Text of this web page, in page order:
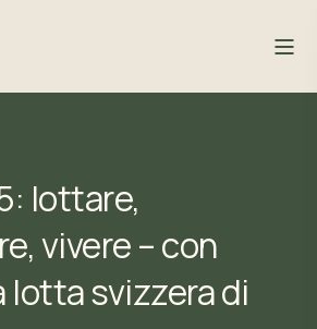
lottare,
vivere – con
lotta svizzera di